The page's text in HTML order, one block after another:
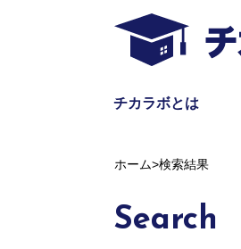
チカラボとは
ホーム>検索結果
Search